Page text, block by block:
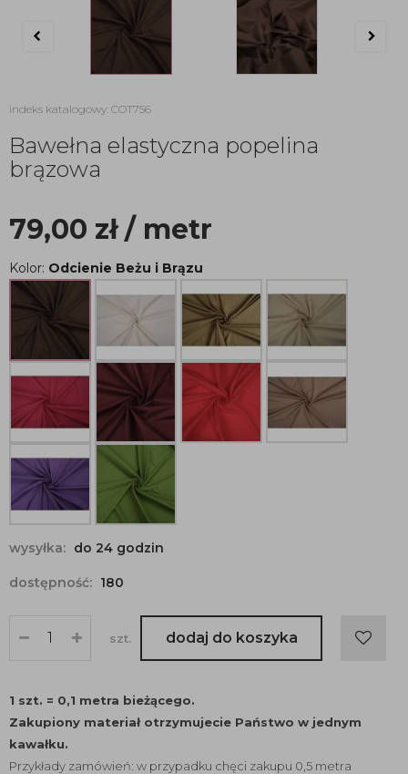
indeks katalogowy: COT756
Bawełna elastyczna popelina
brązowa
79,00 zł/ metr
Kolor: Odcienie Beżu i Brązu
wysyłka: do 24 godzin
dostępność: 180
szt. dodaj do koszyka
1 szt. = 0,1 metra bieżącego.
Zakupiony materiał otrzymujecie Państwo w jednym
kawałku.
Przykłady zamówień: w przypadku chęci zakupu 0,5 metra